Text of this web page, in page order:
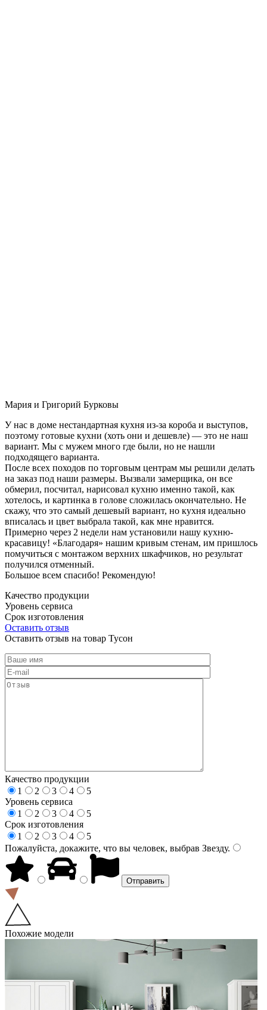
Мария и Григорий Бурковы
У нас в доме нестандартная кухня из-за короба и выступов,
поэтому готовые кухни (хоть они и дешевле) — это не наш
вариант. Мы с мужем много где были, но не нашли
подходящего варианта.
После всех походов по торговым центрам мы решили делать
на заказ под наши размеры. Вызвали замерщика, он все
обмерил, посчитал, нарисовал кухню именно такой, как
хотелось, и картинка в голове сложилась окончательно. Не
скажу, что это самый дешевый вариант, но кухня идеально
вписалась и цвет выбрала такой, как мне нравится.
Примерно через 2 недели нам установили нашу кухню-
красавицу! «Благодаря» нашим кривым стенам, им пришлось
помучиться с монтажом верхних шкафчиков, но результат
получился отменный.
Большое всем спасибо! Рекомендую!
Качество продукции
Уровень сервиса
Срок изготовления
Оставить отзыв
Оставить отзыв на товар Тусон
Качество продукции
1
2 3 4
5
Уровень сервиса
1
2 3 4
5
Срок изготовления
1
2 3 4
5
Пожалуйста, докажите, что вы человек, выбрав Звезду.
Похожие модели